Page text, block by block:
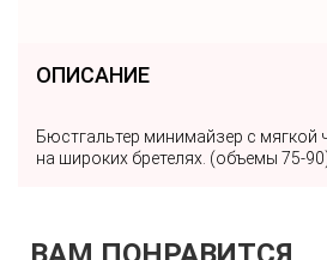
ОПИСАНИЕ
Бюстгальтер минимайзер с мягкой
на широких бретелях. (объемы 75-